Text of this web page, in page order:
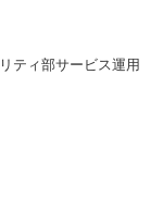
ティ部サービス運用